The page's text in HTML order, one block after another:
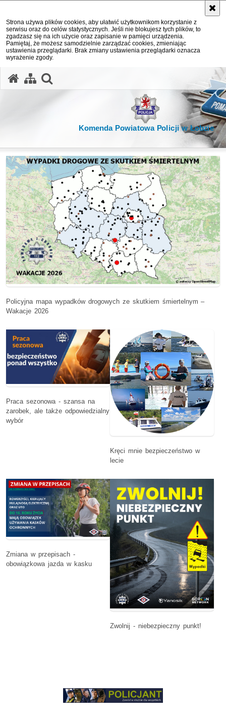
Strona używa plików cookies, aby ułatwić użytkownikom korzystanie z
serwisu oraz do celów statystycznych. Jeśli nie blokujesz tych plików, to
zgadzasz się na ich użycie oraz zapisanie w pamięci urządzenia.
Pamiętaj, że możesz samodzielnie zarządzać cookies, zmieniając
ustawienia przeglądarki. Brak zmiany ustawienia przeglądarki oznacza
wyrażenie zgody.
Komenda Powiatowa Policji w Łobzie
ważne informacje
Policyjna mapa wypadków drogowych ze skutkiem śmiertelnym –
Wakacje 2026
Praca sezonowa - szansa na
zarobek, ale także odpowiedzialny
wybór
Kręci mnie bezpieczeństwo w
lecie
Zmiana w przepisach -
obowiązkowa jazda w kasku
Zwolnij - niebezpieczny punkt!